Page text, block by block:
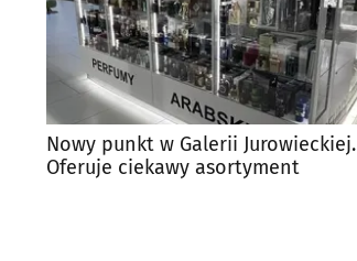
Nowy punkt w Galerii Jurowieckiej.
Oferuje ciekawy asortyment